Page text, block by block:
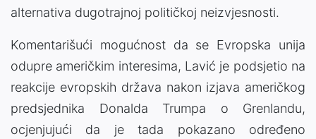
alternativa dugotrajnoj političkoj neizvjesnosti.
Komentarišući mogućnost da se Evropska unija
odupre američkim interesima, Lavić je podsjetio na
reakcije evropskih država nakon izjava američkog
predsjednika Donalda Trumpa o Grenlandu,
ocjenjujući da je tada pokazano određeno